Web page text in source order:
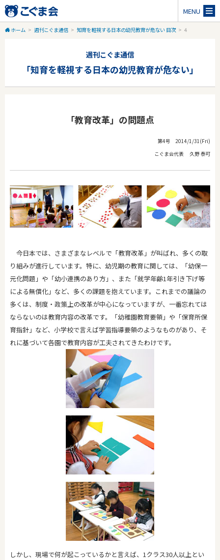
MENU
ホーム > 週刊こぐま通信 > 知育を軽視する日本の幼児教育が危ない 目次 > 4
週刊こぐま通信
「知育を軽視する日本の幼児教育が危ない」
「教育改革」の問題点
第4号 2014/1/31(Fri)
こぐま会代表 久野 泰可
今日本では、さまざまなレベルで「教育改革」が叫ばれ、多くの取
り組みが進行しています。特に、幼児期の教育に関しては、「幼保一
元化問題」や「幼小連携のあり方」、また「就学年齢1年引き下げ等
による無償化」など、多くの課題を抱えています。これまでの議論の
多くは、制度・政策上の改革が中心になっていますが、一番忘れては
ならないのは教育内容の改革です。「幼稚園教育要領」や「保育所保
育指針」など、小学校で言えば学習指導要領のようなものがあり、そ
れに基づいて各園で教育内容が工夫されてきたわけです。
しかし、現場で何が起こっているかと言えば、1クラス30人以上とい